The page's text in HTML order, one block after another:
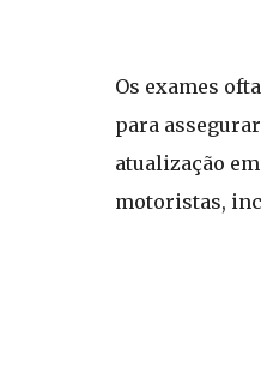
Os exames
para
atualização
motoristas,